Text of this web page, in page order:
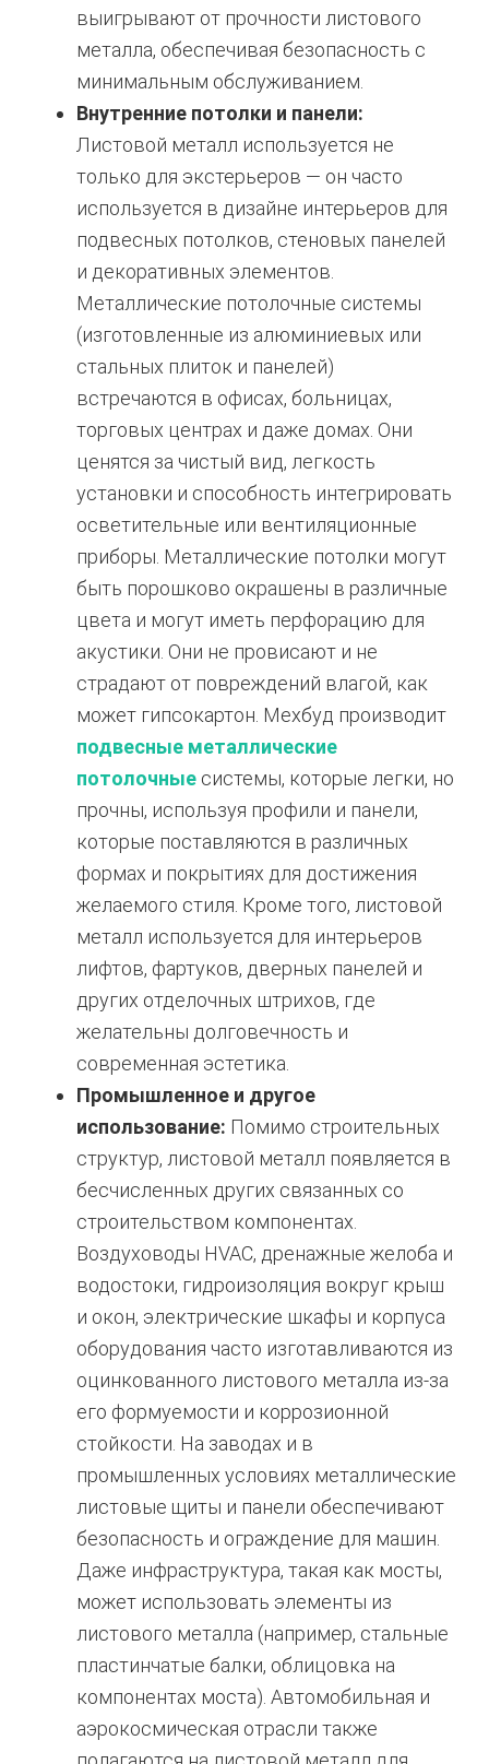
выигрывают от прочности листового
металла, обеспечивая безопасность с
минимальным обслуживанием.
Внутренние потолки и панели:
Листовой металл используется не
только для экстерьеров — он часто
используется в дизайне интерьеров для
подвесных потолков, стеновых панелей
и декоративных элементов.
Металлические потолочные системы
(изготовленные из алюминиевых или
стальных плиток и панелей)
встречаются в офисах, больницах,
торговых центрах и даже домах. Они
ценятся за чистый вид, легкость
установки и способность интегрировать
осветительные или вентиляционные
приборы. Металлические потолки могут
быть порошково окрашены в различные
цвета и могут иметь перфорацию для
акустики. Они не провисают и не
страдают от повреждений влагой, как
может гипсокартон. Мехбуд производит
подвесные металлические
потолочные системы, которые легки, но
прочны, используя профили и панели,
которые поставляются в различных
формах и покрытиях для достижения
желаемого стиля. Кроме того, листовой
металл используется для интерьеров
лифтов, фартуков, дверных панелей и
других отделочных штрихов, где
желательны долговечность и
современная эстетика.
Промышленное и другое
использование: Помимо строительных
структур, листовой металл появляется в
бесчисленных других связанных со
строительством компонентах.
Воздуховоды HVAC, дренажные желоба и
водостоки, гидроизоляция вокруг крыш
и окон, электрические шкафы и корпуса
оборудования часто изготавливаются из
оцинкованного листового металла из-за
его формуемости и коррозионной
стойкости. На заводах и в
промышленных условиях металлические
листовые щиты и панели обеспечивают
безопасность и ограждение для машин.
Даже инфраструктура, такая как мосты,
может использовать элементы из
листового металла (например, стальные
пластинчатые балки, облицовка на
компонентах моста). Автомобильная и
аэрокосмическая отрасли также